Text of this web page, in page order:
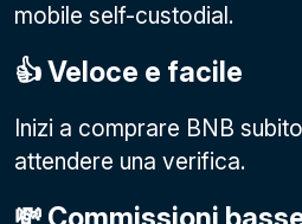
mobile self-custodial.
👍 Veloce e facile
Inizi a comprare BNB
attendere una verifica.